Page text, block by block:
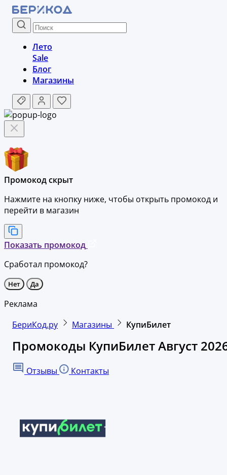
Лето
Sale
Блог
Магазины
Промокод скрыт
Нажмите на кнопку ниже, чтобы открыть промокод и
перейти в магазин
Показать промокод
Сработал промокод?
Нет Да
Реклама
БериКод.ру
Магазины КупиБилет
Промокоды КупиБилет Август
Отзывы Контакты